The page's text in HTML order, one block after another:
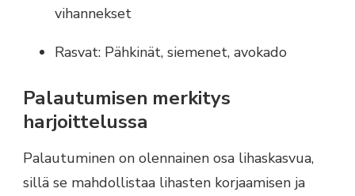
vihannekset
Rasvat: Pähkinät, siemenet, avokado
Palautumisen merkitys
harjoittelussa
Palautuminen on olennainen osa lihaskasvua,
sillä se mahdollistaa lihasten korjaamisen ja